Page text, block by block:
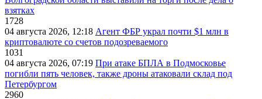
взятках
1728
04 августа 2026, 12:18 Агент ФБР украл почти $1 млн в
криптовалюте со счетов подозреваемого
1031
04 августа 2026, 07:19 При атаке БПЛА в Подмосковье
погибли пять человек, также дроны атаковали склад под
Петербургом
2960